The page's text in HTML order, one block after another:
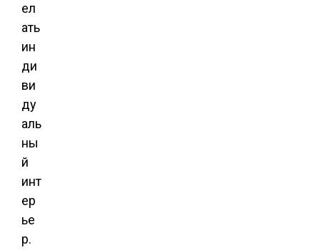
ел
ать
ин
ди
ви
ду
аль
ны
й
инт
ер
ье
р.